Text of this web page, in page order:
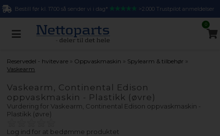
Bestill før kl. 17.00 så sender vi i dag* >2.000 Trustpilot anmeldelser
0
Reservedel - hvitevare » Oppvaskmaskin » Spylearm & tilbehør »
Vaskearm
Vaskearm, Continental Edison
oppvaskmaskin - Plastikk (øvre)
Vurdering forVaskearm, Continental Edison oppvaskmaskin -
Plastikk (øvre)
Log ind for at bedømme produktet